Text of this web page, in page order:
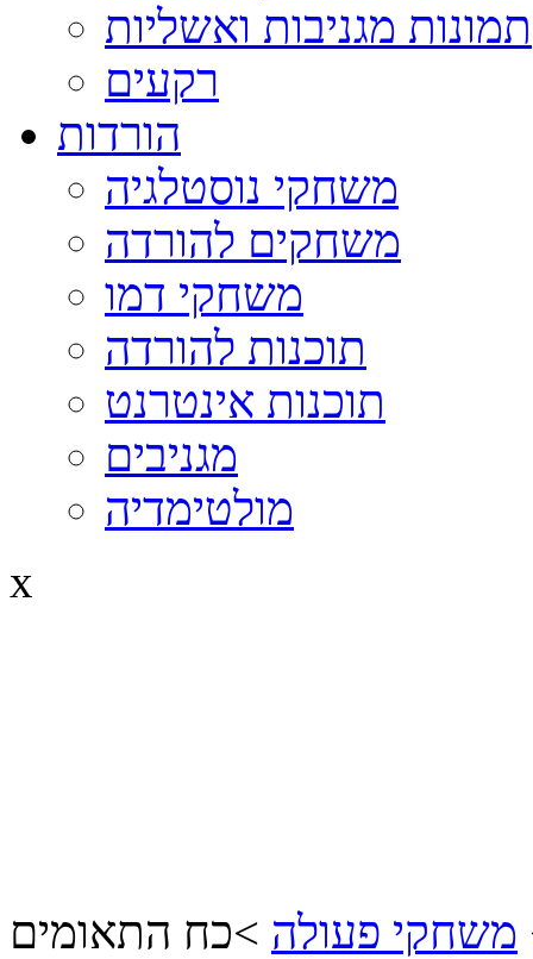
תמונות מגניבות ואשליות
רקעים
הורדות
משחקי נוסטלגיה
משחקים להורדה
משחקי דמו
תוכנות להורדה
תוכנות אינטרנט
מגניבים
מולטימדיה
x
משחקי פעולה >כח התאומים